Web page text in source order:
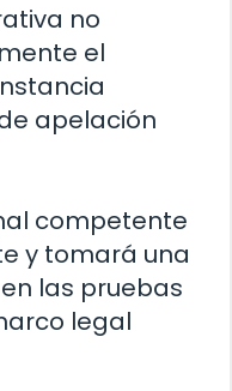
no
el
apelación
competente
y tomará una
las pruebas
legal